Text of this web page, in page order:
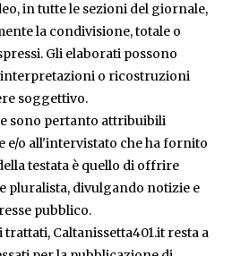
in tutte le sezioni del giornale,
la condivisione, totale o
Gli elaborati possono
o ricostruzioni
soggettivo.
sono pertanto attribuibili
e/o all'intervistato che ha fornito
testata è quello di offrire
pluralista, divulgando notizie e
pubblico.
Caltanissetta401.it resta a